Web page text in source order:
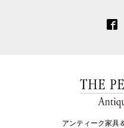
アンティーク家具